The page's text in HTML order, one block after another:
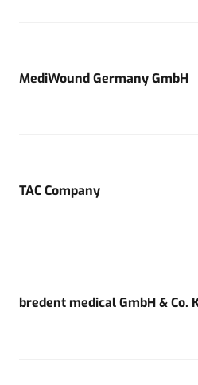
MediWound Germany GmbH
TAC Company
bredent medical GmbH & Co.